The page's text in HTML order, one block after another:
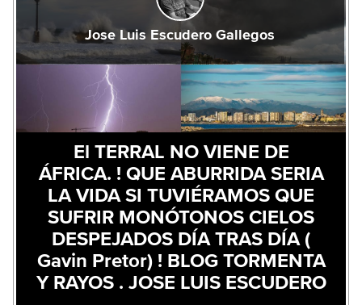
Jose Luis Escudero Gallegos
El TERRAL NO VIENE DE
ÁFRICA. ! QUE ABURRIDA SERIA
LA VIDA SI TUVIÉRAMOS QUE
SUFRIR MONÓTONOS CIELOS
DESPEJADOS DÍA TRAS DÍA (
Gavin Pretor) ! BLOG TORMENTA
Y RAYOS . JOSE LUIS ESCUDERO